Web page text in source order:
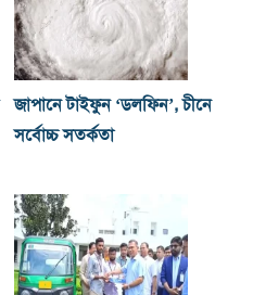
জাপানে টাইফুন ‘ডলফিন’, চীনে
সর্বোচ্চ সতর্কতা